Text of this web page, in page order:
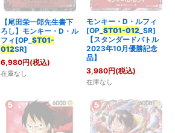
【尾田栄一郎先生書下
ろし】モンキー・D・ル
フィ[OP_ ST01-
012SR]
6,980円(税込)
在庫なし
モンキー・D・ルフィ
[OP_ST01-012 _SR]
【スタンダードバトル
2023年10月優勝記念
品】
3,980円(税込)
在庫なし